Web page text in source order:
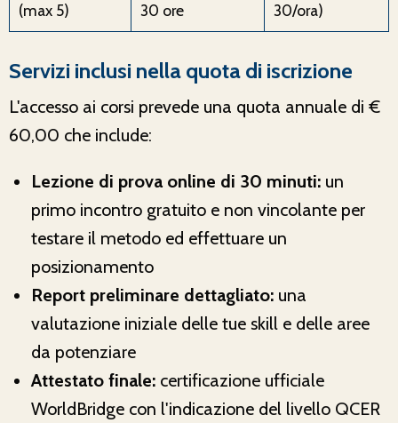
(max 5)
30 ore
30/ora)
Servizi inclusi nella quota di iscrizione
L'accesso ai corsi prevede una quota annuale di €
60,00 che include:
Lezione di prova online di 30 minuti: un
primo incontro gratuito e non vincolante per
testare il metodo ed effettuare un
posizionamento
Report preliminare dettagliato: una
valutazione iniziale delle tue skill e delle aree
da potenziare
Attestato finale: certificazione ufficiale
WorldBridge con l'indicazione del livello QCER